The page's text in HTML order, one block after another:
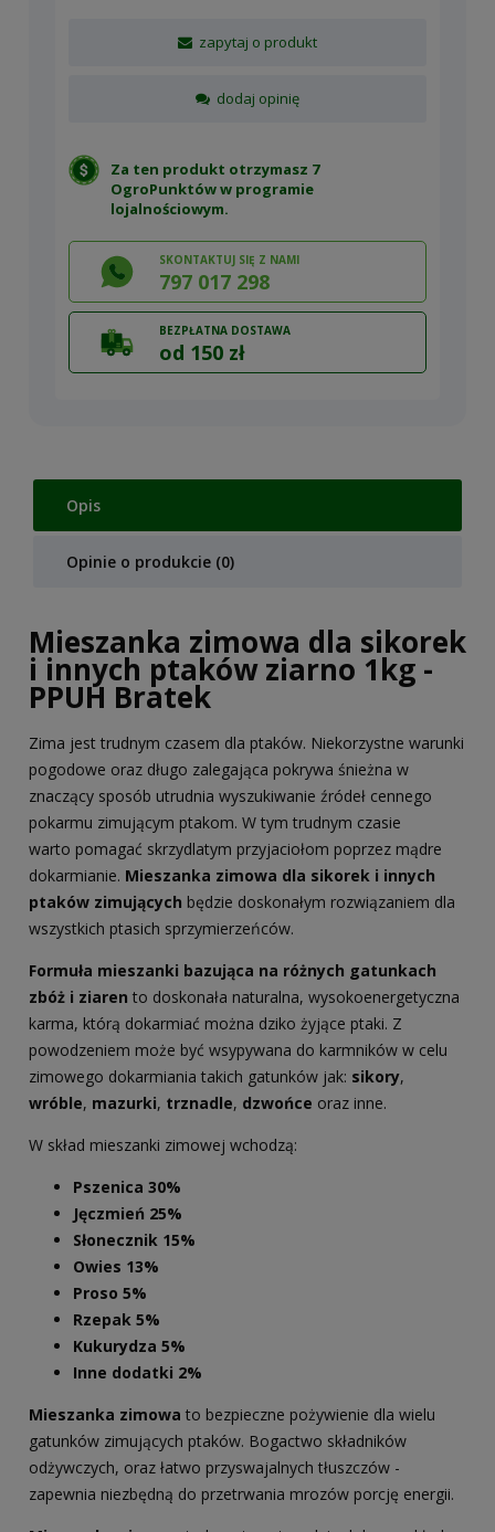
zapytaj o produkt
dodaj opinię
Za ten produkt otrzymasz 7
OgroPunktów w programie
lojalnościowym.
SKONTAKTUJ SIĘ Z NAMI
797 017 298
BEZPŁATNA DOSTAWA
od 150 zł
Opis
Opinie o produkcie (0)
Mieszanka zimowa dla sikorek
i innych ptaków ziarno 1kg -
PPUH Bratek
Zima jest trudnym czasem dla ptaków. Niekorzystne warunki
pogodowe oraz długo zalegająca pokrywa śnieżna w
znaczący sposób utrudnia wyszukiwanie źródeł cennego
pokarmu zimującym ptakom. W tym trudnym czasie
warto pomagać skrzydlatym przyjaciołom poprzez mądre
dokarmianie. Mieszanka zimowa dla sikorek i innych
ptaków zimujących będzie doskonałym rozwiązaniem dla
wszystkich ptasich sprzymierzeńców.
Formuła mieszanki bazująca na różnych gatunkach
zbóż i ziaren to doskonała naturalna, wysokoenergetyczna
karma, którą dokarmiać można dziko żyjące ptaki. Z
powodzeniem może być wsypywana do karmników w celu
zimowego dokarmiania takich gatunków jak: sikory,
wróble, mazurki, trznadle, dzwońce oraz inne.
W skład mieszanki zimowej wchodzą:
Pszenica 30%
Jęczmień 25%
Słonecznik 15%
Owies 13%
Proso 5%
Rzepak 5%
Kukurydza 5%
Inne dodatki 2%
Mieszanka zimowa to bezpieczne pożywienie dla wielu
gatunków zimujących ptaków. Bogactwo składników
odżywczych, oraz łatwo przyswajalnych tłuszczów -
zapewnia niezbędną do przetrwania mrozów porcję energii.